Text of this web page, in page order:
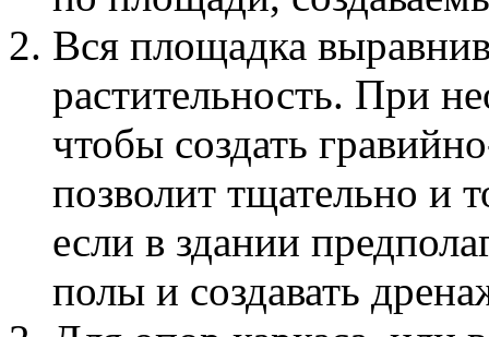
Вся площадка
растительность. При
чтобы создать
позволит тщательно и
если в здании
полы и создавать